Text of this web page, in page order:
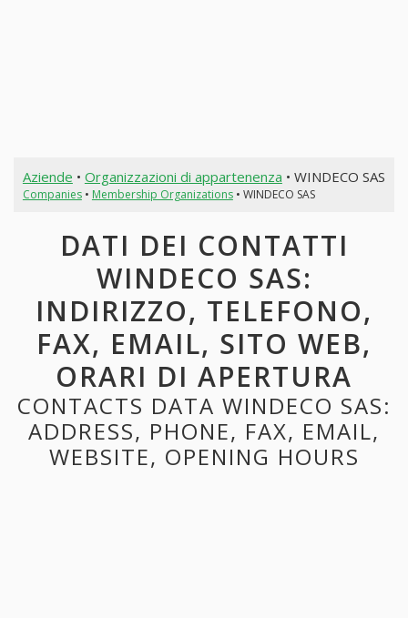
Aziende • Organizzazioni di appartenenza • WINDECO SAS
Companies• Membership Organizations• WINDECO SAS
DATI DEI CONTATTI
WINDECO SAS:
INDIRIZZO, TELEFONO,
FAX, EMAIL, SITO WEB,
ORARI DI APERTURA
CONTACTS DATA WINDECO SAS:
ADDRESS, PHONE, FAX, EMAIL,
WEBSITE, OPENING HOURS